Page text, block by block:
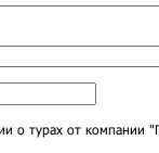
о турах от компании